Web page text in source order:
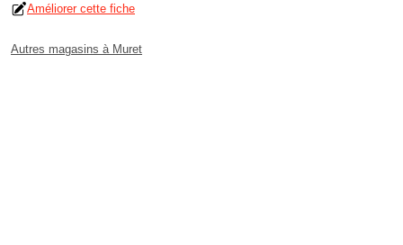
Améliorer cette fiche
Autres magasins à Muret